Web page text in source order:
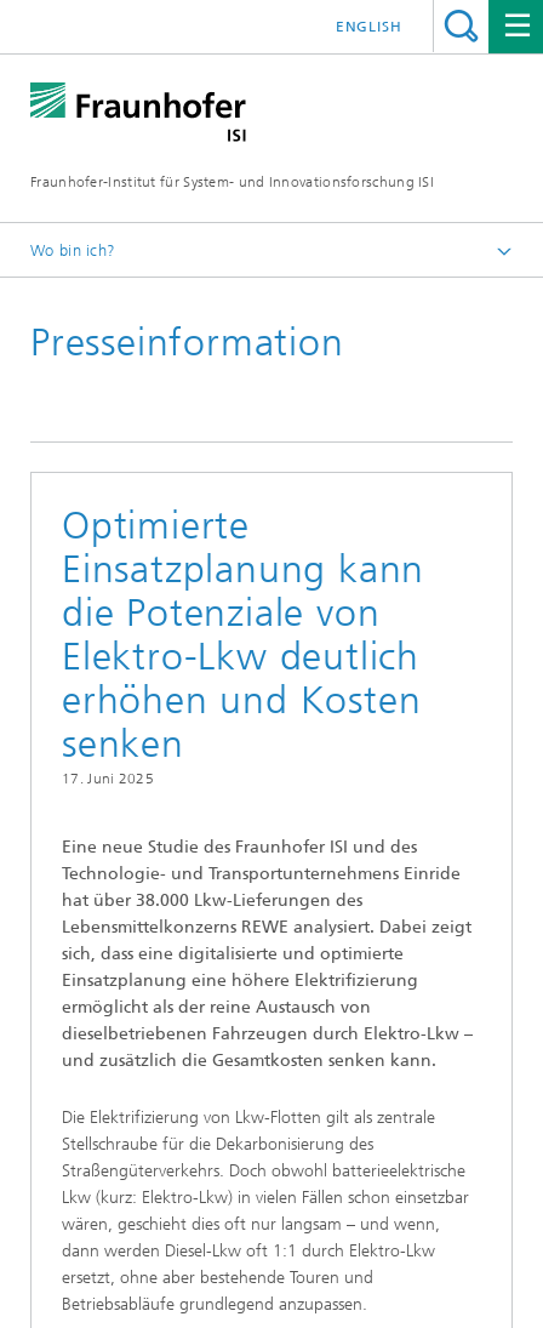
Fraunhofer-Institut für System- und Innovationsforschung ISI
ENGLISH
Wo bin ich?
Presseinformation
Optimierte
Einsatzplanung kann
die Potenziale von
Elektro-Lkw deutlich
erhöhen und Kosten
senken
17. Juni 2025
Eine neue Studie des Fraunhofer ISI und des
Technologie- und Transportunternehmens Einride
hat über 38.000 Lkw-Lieferungen des
Lebensmittelkonzerns REWE analysiert. Dabei zeigt
sich, dass eine digitalisierte und optimierte
Einsatzplanung eine höhere Elektrifizierung
ermöglicht als der reine Austausch von
dieselbetriebenen Fahrzeugen durch Elektro-Lkw –
und zusätzlich die Gesamtkosten senken kann.
Die Elektrifizierung von Lkw-Flotten gilt als zentrale
Stellschraube für die Dekarbonisierung des
Straßengüterverkehrs. Doch obwohl batterieelektrische
Lkw (kurz: Elektro-Lkw) in vielen Fällen schon einsetzbar
wären, geschieht dies oft nur langsam – und wenn,
dann werden Diesel-Lkw oft 1:1 durch Elektro-Lkw
ersetzt, ohne aber bestehende Touren und
Betriebsabläufe grundlegend anzupassen.